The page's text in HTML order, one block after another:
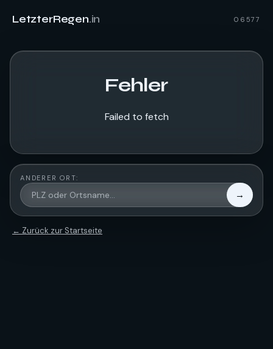
LetzterRegen.in 06577
Fehler
Failed to fetch
ANDERER ORT:
→
← Zurück zur Startseite